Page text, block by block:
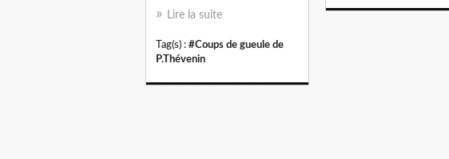
Lire la suite
Tag(s) : #Coups de gueule de
P.Thévenin